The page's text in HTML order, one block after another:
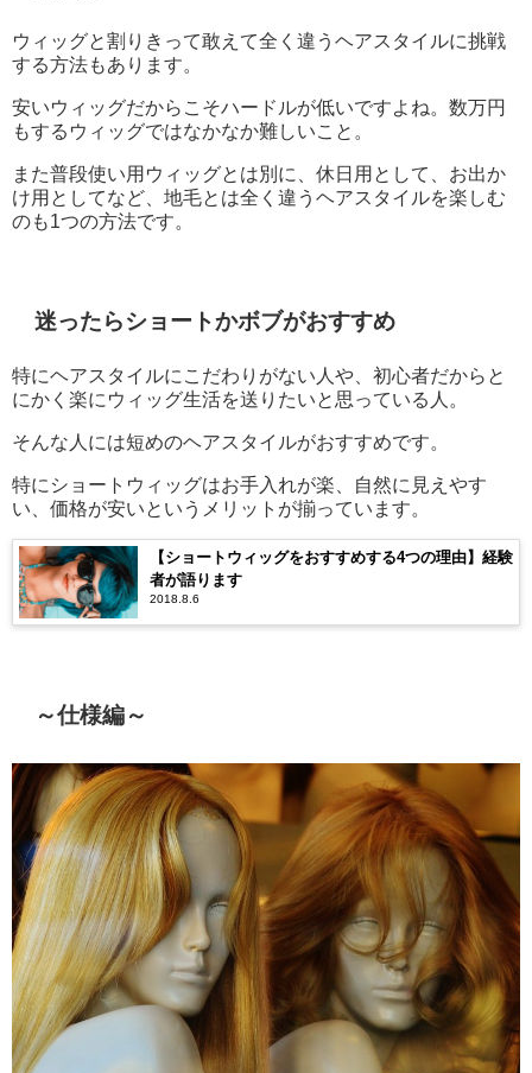
ウィッグと割りきって敢えて全く違うヘアスタイルに挑戦
する方法もあります。
安いウィッグだからこそハードルが低いですよね。数万円
もするウィッグではなかなか難しいこと。
また普段使い用ウィッグとは別に、休日用として、お出か
け用としてなど、地毛とは全く違うヘアスタイルを楽しむ
のも1つの方法です。
迷ったらショートかボブがおすすめ
特にヘアスタイルにこだわりがない人や、初心者だからと
にかく楽にウィッグ生活を送りたいと思っている人。
そんな人には短めのヘアスタイルがおすすめです。
特にショートウィッグはお手入れが楽、自然に見えやす
い、価格が安いというメリットが揃っています。
【ショートウィッグをおすすめする4つの理由】経験
者が語ります
2018.8.6
～仕様編～